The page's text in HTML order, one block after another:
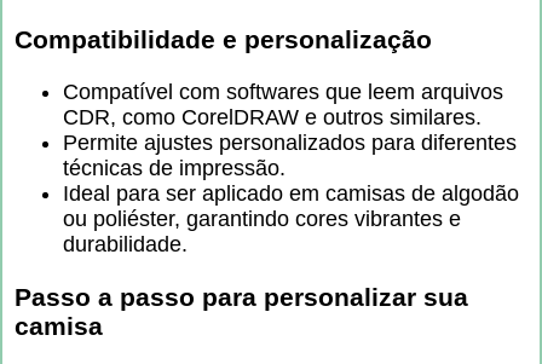
Compatibilidade e personalização
Compatível com softwares que leem arquivos
CDR, como CorelDRAW e outros similares.
Permite ajustes personalizados para diferentes
técnicas de impressão.
Ideal para ser aplicado em camisas de algodão
ou poliéster, garantindo cores vibrantes e
durabilidade.
Passo a passo para personalizar sua
camisa